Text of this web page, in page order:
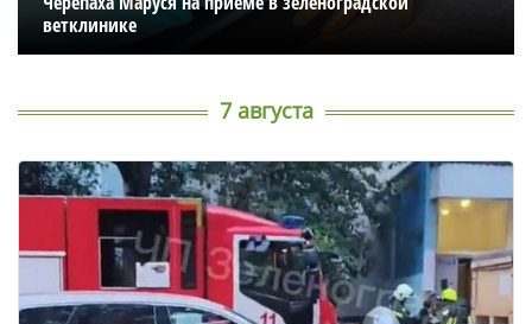
ветклинике
7 августа